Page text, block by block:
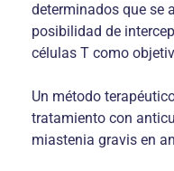
determinados que se
posibilidad de
células T como
Un método
tratamiento con
miastenia gravis en